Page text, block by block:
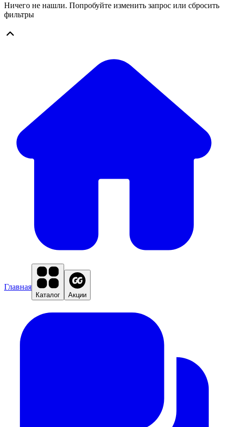
Ничего не нашли. Попробуйте изменить запрос или сбросить
фильтры
Главная
Каталог Акции